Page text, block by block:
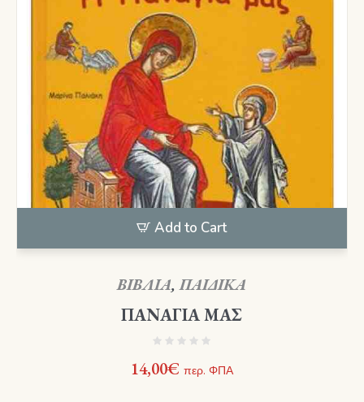
Add to Cart
ΒΙΒΛΙΑ,ΠΑΙΔΙΚΑ
ΠΑΝΑΓΙΑ ΜΑΣ
14,00€ περ. ΦΠΑ